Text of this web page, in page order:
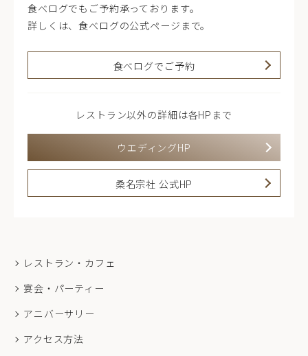
食べログでもご予約承っております。
詳しくは、食べログの公式ページまで。
食べログでご予約
レストラン以外の詳細は各HPまで
ウエディングHP
桑名宗社 公式HP
レストラン・カフェ
宴会・パーティー
アニバーサリー
アクセス方法